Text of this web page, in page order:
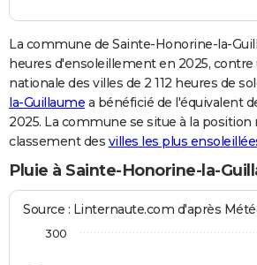
La commune de Sainte-Honorine-la-
heures d'ensoleillement en 2025,
nationale des villes de 2 112 heures de
la-Guillaume a bénéficié de l'équivalent
2025. La commune se situe à la position
classement des villes les plus
Pluie à Sainte-Honorine-la-
Source : Linternaute.com d'après
300